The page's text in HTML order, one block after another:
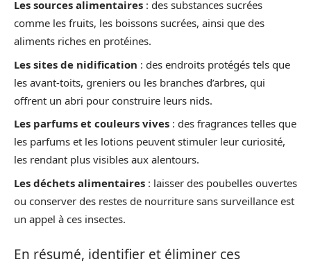
Les sources alimentaires : des substances sucrées
comme les fruits, les boissons sucrées, ainsi que des
aliments riches en protéines.
Les sites de nidification : des endroits protégés tels que
les avant-toits, greniers ou les branches d’arbres, qui
offrent un abri pour construire leurs nids.
Les parfums et couleurs vives : des fragrances telles que
les parfums et les lotions peuvent stimuler leur curiosité,
les rendant plus visibles aux alentours.
Les déchets alimentaires : laisser des poubelles ouvertes
ou conserver des restes de nourriture sans surveillance est
un appel à ces insectes.
En résumé, identifier et éliminer ces